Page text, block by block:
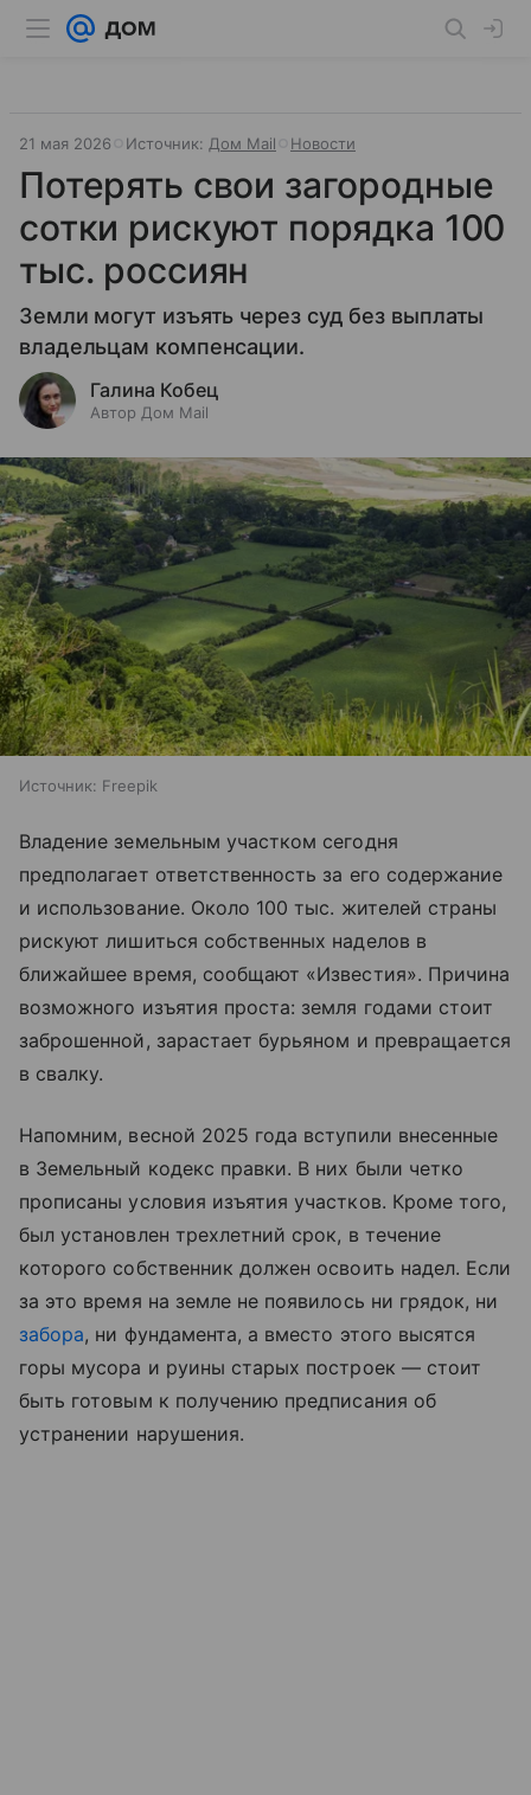
21 мая 2026 Источник: Дом Mail Новости
Потерять свои загородные
сотки рискуют порядка 100
тыс. россиян
Земли могут изъять через суд без выплаты
владельцам компенсации.
Галина Кобец
Автор Дом Mail
Источник: Freepik
Владение земельным участком сегодня
предполагает ответственность за его содержание
и использование. Около 100 тыс. жителей страны
рискуют лишиться собственных наделов в
ближайшее время, сообщают «Известия». Причина
возможного изъятия проста: земля годами стоит
заброшенной, зарастает бурьяном и превращается
в свалку.
Напомним, весной 2025 года вступили внесенные
в Земельный кодекс правки. В них были четко
прописаны условия изъятия участков. Кроме того,
был установлен трехлетний срок, в течение
которого собственник должен освоить надел. Если
за это время на земле не появилось ни грядок, ни
забора, ни фундамента, а вместо этого высятся
горы мусора и руины старых построек — стоит
быть готовым к получению предписания об
устранении нарушения.